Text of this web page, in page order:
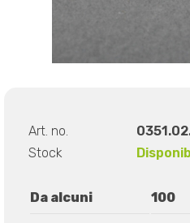
Art. no.
Stock
Da alcuni 100